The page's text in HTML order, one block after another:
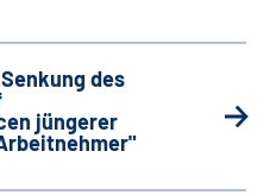
des
jüngerer